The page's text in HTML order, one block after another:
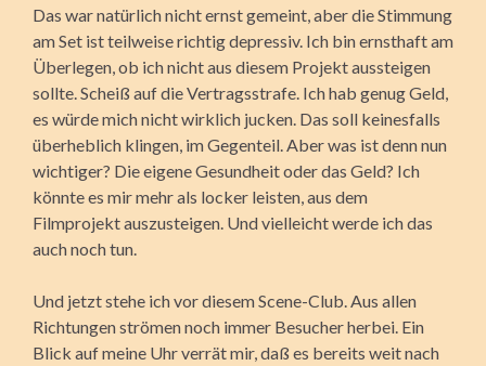
Das war natürlich nicht ernst gemeint, aber die Stimmung
am Set ist teilweise richtig depressiv. Ich bin ernsthaft am
Überlegen, ob ich nicht aus diesem Projekt aussteigen
sollte. Scheiß auf die Vertragsstrafe. Ich hab genug Geld,
es würde mich nicht wirklich jucken. Das soll keinesfalls
überheblich klingen, im Gegenteil. Aber was ist denn nun
wichtiger? Die eigene Gesundheit oder das Geld? Ich
könnte es mir mehr als locker leisten, aus dem
Filmprojekt auszusteigen. Und vielleicht werde ich das
auch noch tun.
Und jetzt stehe ich vor diesem Scene-Club. Aus allen
Richtungen strömen noch immer Besucher herbei. Ein
Blick auf meine Uhr verrät mir, daß es bereits weit nach